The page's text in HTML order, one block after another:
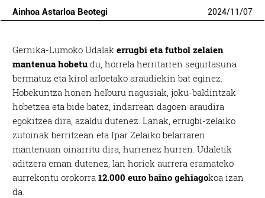
Ainhoa Astarloa Beotegi 2024/11/07
Gernika-Lumoko Udalakerrugbi eta futbol zelaien
mantenua hobetu du, horrela herritarren segurtasuna
bermatuz eta kirol arloetako araudiekin bat eginez.
Hobekuntza honen helburu nagusiak, joku-baldintzak
hobetzea eta bide batez, indarrean dagoen araudira
egokitzea dira, azaldu dutenez. Lanak, errugbi-zelaiko
zutoinak berritzean eta Ipar Zelaiko belarraren
mantenuan oinarritu dira, hurrenez hurren. Udaletik
aditzera eman dutenez, lan horiek aurrera eramateko
aurrekontu orokorra12.000 euro baino gehiagokoa izan
da.